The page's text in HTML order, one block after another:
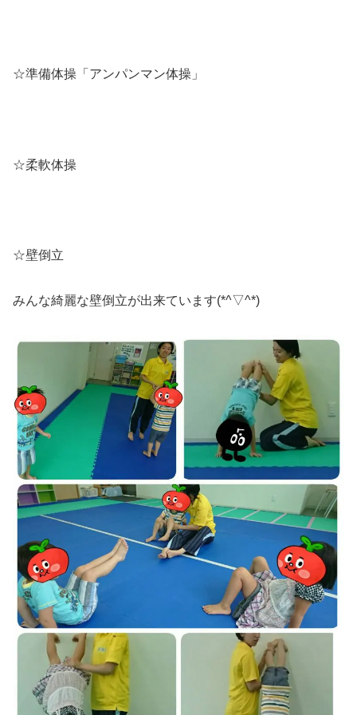
☆準備体操「アンパンマン体操」
☆柔軟体操
☆壁倒立
みんな綺麗な壁倒立が出来ています(*^▽^*)